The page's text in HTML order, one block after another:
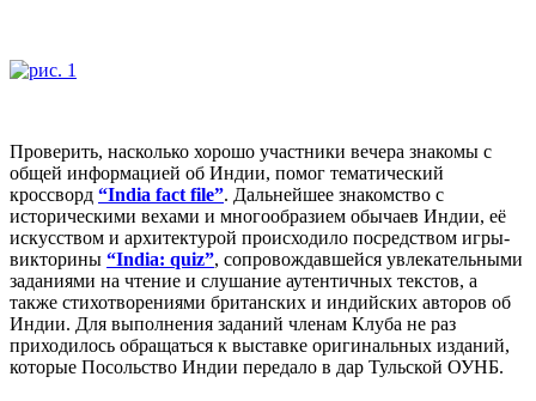
Проверить, насколько хорошо участники вечера знакомы с
общей информацией об Индии, помог тематический
кроссворд “India fact file”. Дальнейшее знакомство с
историческими вехами и многообразием обычаев Индии, её
искусством и архитектурой происходило посредством игры-
викторины “India: quiz”, сопровождавшейся увлекательными
заданиями на чтение и слушание аутентичных текстов, а
также стихотворениями британских и индийских авторов об
Индии. Для выполнения заданий членам Клуба не раз
приходилось обращаться к выставке оригинальных изданий,
которые Посольство Индии передало в дар Тульской ОУНБ.